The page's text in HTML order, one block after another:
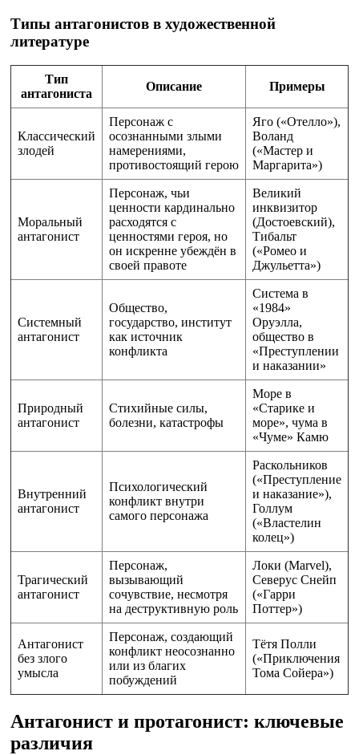
Типы антагонистов в художественной
литературе
Тип
антагониста
Описание Примеры
Классический
злодей
Персонаж с
осознанными злыми
намерениями,
противостоящий герою
Яго («Отелло»),
Воланд
(«Мастер и
Маргарита»)
Моральный
антагонист
Персонаж, чьи
ценности кардинально
расходятся с
ценностями героя, но
он искренне убеждён в
своей правоте
Великий
инквизитор
(Достоевский),
Тибальт
(«Ромео и
Джульетта»)
Системный
антагонист
Общество,
государство, институт
как источник
конфликта
Система в
«1984»
Оруэлла,
общество в
«Преступлении
и наказании»
Природный
антагонист
Стихийные силы,
болезни, катастрофы
Море в
«Старике и
море», чума в
«Чуме» Камю
Внутренний
антагонист
Психологический
конфликт внутри
самого персонажа
Раскольников
(«Преступление
и наказание»),
Голлум
(«Властелин
колец»)
Трагический
антагонист
Персонаж,
вызывающий
сочувствие, несмотря
на деструктивную роль
Локи (Marvel),
Северус Снейп
(«Гарри
Поттер»)
Антагонист
без злого
умысла
Персонаж, создающий
конфликт неосознанно
или из благих
побуждений
Тётя Полли
(«Приключения
Тома Сойера»)
Антагонист и протагонист: ключевые
различия